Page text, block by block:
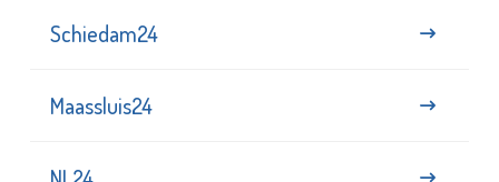
Schiedam24
Maassluis24